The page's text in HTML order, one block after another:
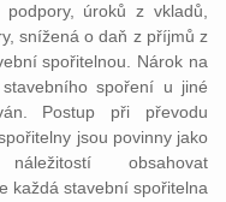
úroků z vkladů,
snížená o daň z příjmů z
spořitelnou. Nárok na
spoření u jiné
Postup při převodu
jsou povinny jako
náležitostí obsahovat
každá stavební spořitelna